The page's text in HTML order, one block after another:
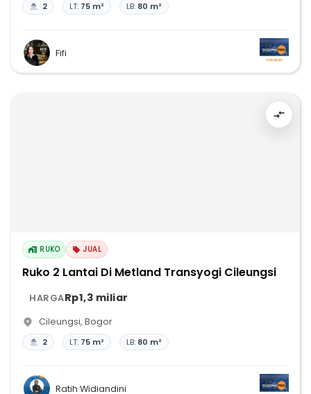
2 LT: 75 m² LB: 80 m²
Fifi
RUKO JUAL
Ruko 2 Lantai Di Metland Transyogi Cileungsi
HARGARp1,3 miliar
Cileungsi, Bogor
2 LT: 75 m² LB: 80 m²
Ratih Widiandini